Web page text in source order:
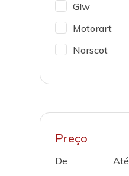
Glw
Motorart
Norscot
Preço
De Até